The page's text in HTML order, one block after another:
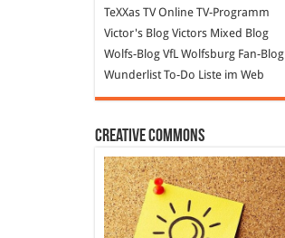
TeXXas TVOnline TV-Programm
Victor's BlogVictors Mixed Blog
Wolfs-BlogVfL Wolfsburg Fan-Blog
WunderlistTo-Do Liste im Web
Creative Commons